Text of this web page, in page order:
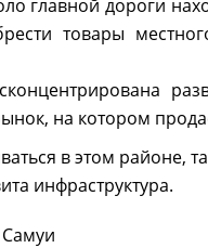
главной дороги
товары
на котором
в этом районе,
инфраструктура.